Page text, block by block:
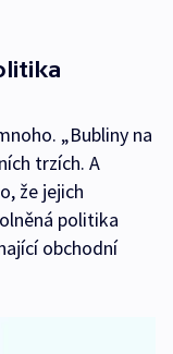
„Bubliny na
trzích. A
že jejich
politika
obchodní